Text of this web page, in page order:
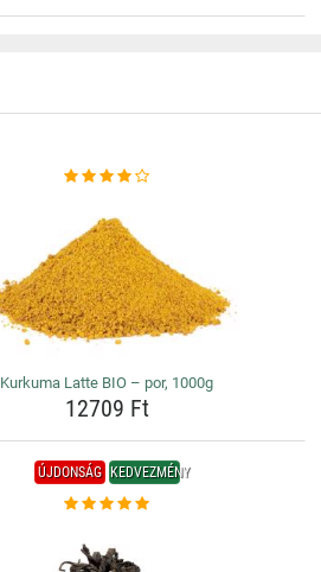
Kurkuma Latte BIO – por, 1000g
12709 Ft
ÚJDONSÁG KEDVEZMÉNY